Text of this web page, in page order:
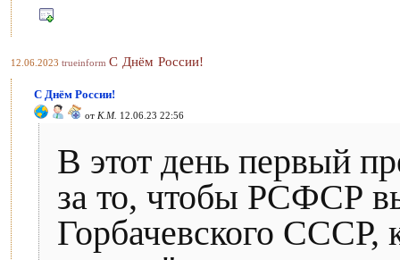
12.06.2023 trueinform С Днём России!
С Днём России!
от К.М. 12.06.23 22:56
В этот день первый
за то, чтобы РСФСР
Горбачевского СССР,